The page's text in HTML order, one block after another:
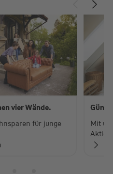
vier Wände.
für junge
Mit